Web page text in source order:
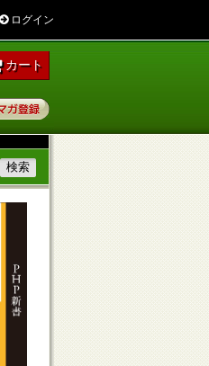
ログイン
カート